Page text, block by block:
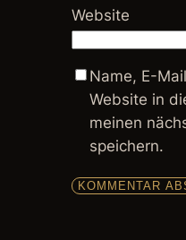
Website
Name, E-
Website in
meinen
speichern.